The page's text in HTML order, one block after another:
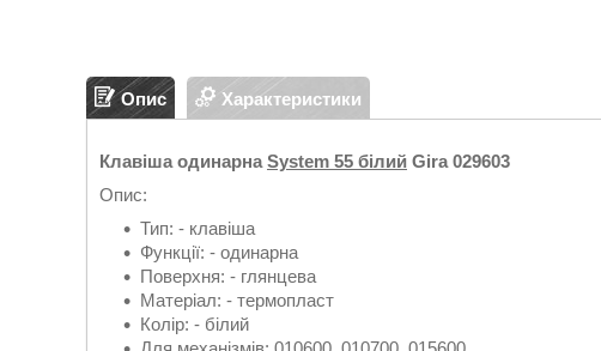
Опис Характеристики
Клавіша одинарна System 55 білий Gira 029603
Опис:
Тип: - клавіша
Функції: - одинарна
Поверхня: - глянцева
Матеріал: - термопласт
Колір: - білий